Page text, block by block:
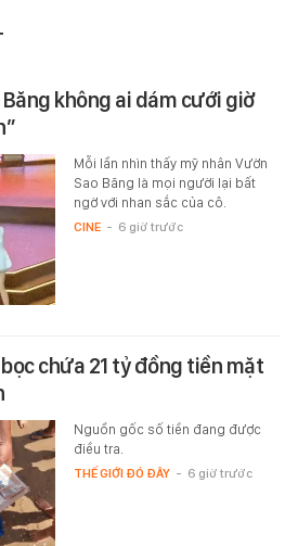
không ai dám cưới giờ
Mỗi lần nhìn thấy mỹ nhân Vườn
Sao Băng là mọi người lại bất
ngờ với nhan sắc của cô.
CINE - 6 giờ trước
chứa 21 tỷ đồng tiền mặt
Nguồn gốc số tiền đang được
điều tra.
THẾ GIỚI ĐÓ ĐÂY - 6 giờ trước